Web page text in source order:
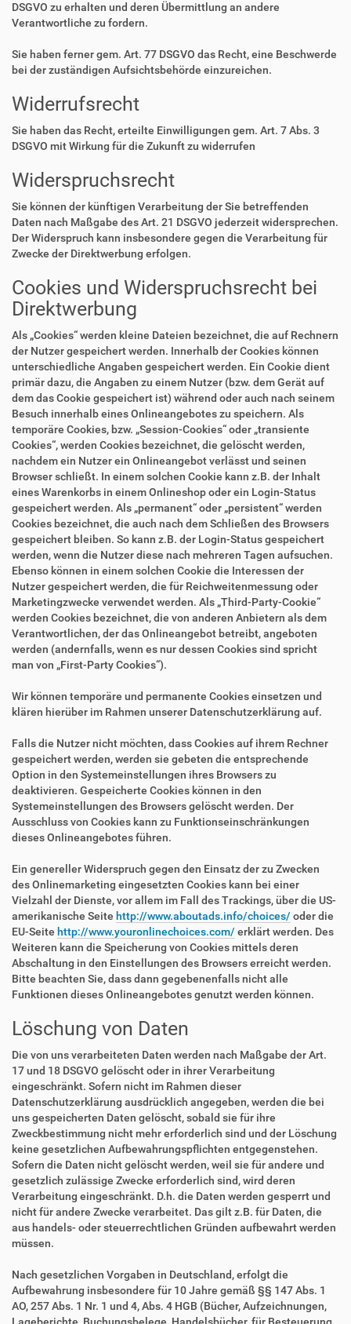
DSGVO zu erhalten und deren Übermittlung an andere
Verantwortliche zu fordern.
Sie haben ferner gem. Art. 77 DSGVO das Recht, eine Beschwerde
bei der zuständigen Aufsichtsbehörde einzureichen.
Widerrufsrecht
Sie haben das Recht, erteilte Einwilligungen gem. Art. 7 Abs. 3
DSGVO mit Wirkung für die Zukunft zu widerrufen
Widerspruchsrecht
Sie können der künftigen Verarbeitung der Sie betreffenden
Daten nach Maßgabe des Art. 21 DSGVO jederzeit widersprechen.
Der Widerspruch kann insbesondere gegen die Verarbeitung für
Zwecke der Direktwerbung erfolgen.
Cookies und Widerspruchsrecht bei
Direktwerbung
Als „Cookies“ werden kleine Dateien bezeichnet, die auf Rechnern
der Nutzer gespeichert werden. Innerhalb der Cookies können
unterschiedliche Angaben gespeichert werden. Ein Cookie dient
primär dazu, die Angaben zu einem Nutzer (bzw. dem Gerät auf
dem das Cookie gespeichert ist) während oder auch nach seinem
Besuch innerhalb eines Onlineangebotes zu speichern. Als
temporäre Cookies, bzw. „Session-Cookies“ oder „transiente
Cookies“, werden Cookies bezeichnet, die gelöscht werden,
nachdem ein Nutzer ein Onlineangebot verlässt und seinen
Browser schließt. In einem solchen Cookie kann z.B. der Inhalt
eines Warenkorbs in einem Onlineshop oder ein Login-Status
gespeichert werden. Als „permanent“ oder „persistent“ werden
Cookies bezeichnet, die auch nach dem Schließen des Browsers
gespeichert bleiben. So kann z.B. der Login-Status gespeichert
werden, wenn die Nutzer diese nach mehreren Tagen aufsuchen.
Ebenso können in einem solchen Cookie die Interessen der
Nutzer gespeichert werden, die für Reichweitenmessung oder
Marketingzwecke verwendet werden. Als „Third-Party-Cookie“
werden Cookies bezeichnet, die von anderen Anbietern als dem
Verantwortlichen, der das Onlineangebot betreibt, angeboten
werden (andernfalls, wenn es nur dessen Cookies sind spricht
man von „First-Party Cookies“).
Wir können temporäre und permanente Cookies einsetzen und
klären hierüber im Rahmen unserer Datenschutzerklärung auf.
Falls die Nutzer nicht möchten, dass Cookies auf ihrem Rechner
gespeichert werden, werden sie gebeten die entsprechende
Option in den Systemeinstellungen ihres Browsers zu
deaktivieren. Gespeicherte Cookies können in den
Systemeinstellungen des Browsers gelöscht werden. Der
Ausschluss von Cookies kann zu Funktionseinschränkungen
dieses Onlineangebotes führen.
Ein genereller Widerspruch gegen den Einsatz der zu Zwecken
des Onlinemarketing eingesetzten Cookies kann bei einer
Vielzahl der Dienste, vor allem im Fall des Trackings, über die US-
amerikanische Seite http://www.aboutads.info/choices/ oder die
EU-Seite http://www.youronlinechoices.com/ erklärt werden. Des
Weiteren kann die Speicherung von Cookies mittels deren
Abschaltung in den Einstellungen des Browsers erreicht werden.
Bitte beachten Sie, dass dann gegebenenfalls nicht alle
Funktionen dieses Onlineangebotes genutzt werden können.
Löschung von Daten
Die von uns verarbeiteten Daten werden nach Maßgabe der Art.
17 und 18 DSGVO gelöscht oder in ihrer Verarbeitung
eingeschränkt. Sofern nicht im Rahmen dieser
Datenschutzerklärung ausdrücklich angegeben, werden die bei
uns gespeicherten Daten gelöscht, sobald sie für ihre
Zweckbestimmung nicht mehr erforderlich sind und der Löschung
keine gesetzlichen Aufbewahrungspflichten entgegenstehen.
Sofern die Daten nicht gelöscht werden, weil sie für andere und
gesetzlich zulässige Zwecke erforderlich sind, wird deren
Verarbeitung eingeschränkt. D.h. die Daten werden gesperrt und
nicht für andere Zwecke verarbeitet. Das gilt z.B. für Daten, die
aus handels- oder steuerrechtlichen Gründen aufbewahrt werden
müssen.
Nach gesetzlichen Vorgaben in Deutschland, erfolgt die
Aufbewahrung insbesondere für 10 Jahre gemäß §§ 147 Abs. 1
AO, 257 Abs. 1 Nr. 1 und 4, Abs. 4 HGB (Bücher, Aufzeichnungen,